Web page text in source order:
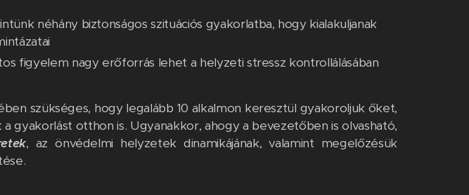
néhány biztonságos szituációs gyakorlatba, hogy kialakuljanak
figyelem nagy erőforrás lehet a helyzeti stressz kontrollálásában
szükséges, hogy legalább 10 alkalmon keresztül gyakoroljuk őket,
gyakorlást otthon is. Ugyanakkor, ahogy a bevezetőben is olvasható,
, az önvédelmi helyzetek dinamikájának, valamint megelőzésük